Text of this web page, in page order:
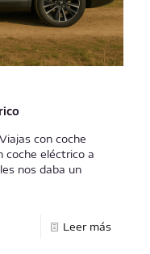
con coche
coche eléctrico a
nos daba un
Leer más